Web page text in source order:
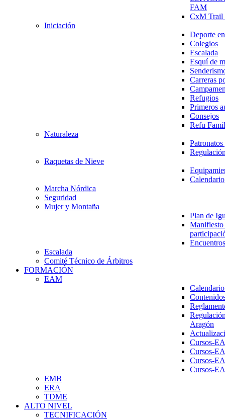
FAM
CxM
Iniciación
Deporte
Colegios
Escalada
Esquí de
Carreras
Refugios
Primeros
Consejos
Refu
Naturaleza
Raquetas de Nieve
Calendario
Marcha Nórdica
Seguridad
Mujer y Montaña
Plan de
Escalada
Comité Técnico de Árbitros
FORMACIÓN
EAM
Aragón
Cursos-
Cursos-
Cursos-
Cursos-
EMB
ERA
TDME
ALTO NIVEL
TECNIFICACIÓN